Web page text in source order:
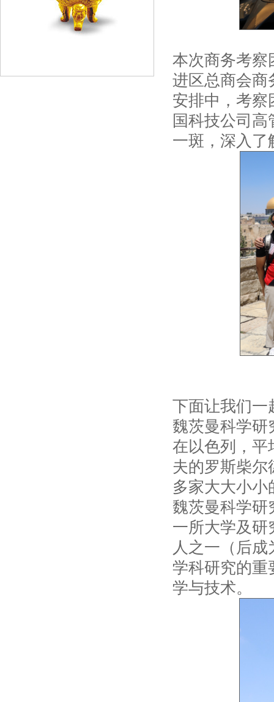
本次商务考察
进区总商会商
安排中，考察
国科技公司
一斑，深入了
下面让我们一
魏茨曼科学研
在以色列，平
夫的罗斯柴尔
多家大大小小
魏茨曼科学研
一所大学及研
人之一（后
学科研究的重
学与技术。